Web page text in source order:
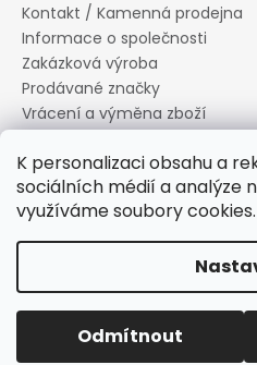
K personalizaci obsahu a
sociálních médií a analýze
využíváme soubory
Odmítnout
Kontakt / Kamenná prodejna
Informace o společnosti
Zakázková výroba
Prodávané značky
Vrácení a výměna zboží
Informace o souborech
Reklamační řád
Obchodní podmínky
Copyright 2026Canard s.r.o.
Upravit